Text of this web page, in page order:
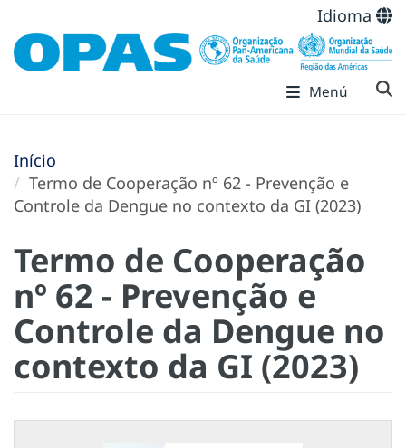
Idioma
Menú
Início
Termo de Cooperação nº 62 - Prevenção e
Controle da Dengue no contexto da GI (2023)
Termo de Cooperação
nº 62 - Prevenção e
Controle da Dengue no
contexto da GI (2023)